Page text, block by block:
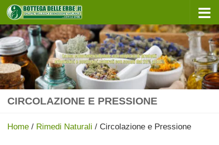
Sotto il contenuto
CIRCOLAZIONE E PRESSIONE
Home / Rimedi Naturali / Circolazione e Pressione